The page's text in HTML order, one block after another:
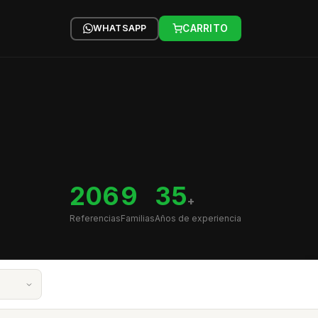
WHATSAPP CARRITO
206
Referencias
9
Familias
35+
Años de experiencia